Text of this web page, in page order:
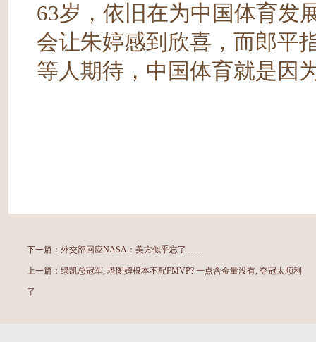
63岁，依旧在为中国体育发
会让朱婷感到欣喜，而郎平
等人期待，中国体育就是因
下一篇： 外交部回应NASA：美方似乎忘了……
上一篇： 绿凯总冠军, 塔图姆根本不配FMVP? 一点含金量没有, 夺冠太顺利
了